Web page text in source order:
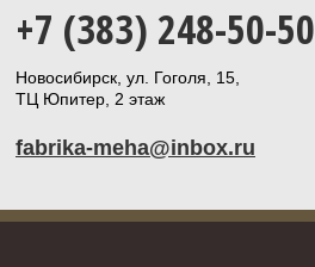
+7 (383) 248-50-50
Новосибирск, ул. Гоголя, 15,
ТЦ Юпитер, 2 этаж
fabrika-meha@inbox.ru